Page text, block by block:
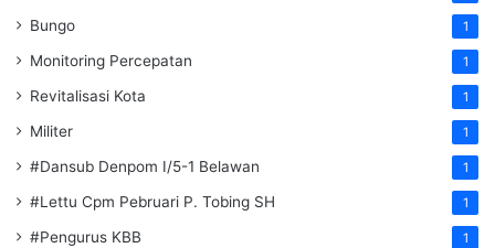
Bungo 1
Monitoring Percepatan 1
Revitalisasi Kota 1
Militer 1
#Dansub Denpom I/5-1 Belawan 1
#Lettu Cpm Pebruari P. Tobing SH 1
#Pengurus KBB 1